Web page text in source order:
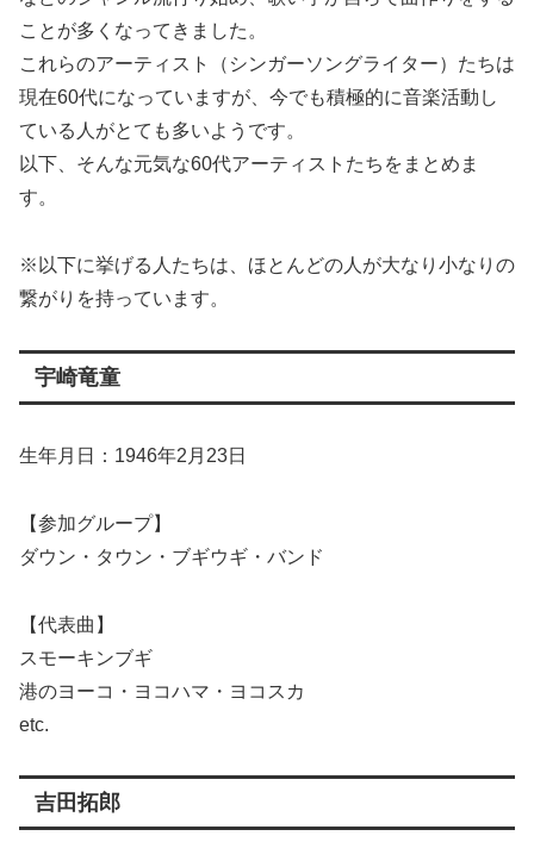
ことが多くなってきました。
これらのアーティスト（シンガーソングライター）たちは
現在60代になっていますが、今でも積極的に音楽活動し
ている人がとても多いようです。
以下、そんな元気な60代アーティストたちをまとめま
す。
※以下に挙げる人たちは、ほとんどの人が大なり小なりの
繋がりを持っています。
宇崎竜童
生年月日：1946年2月23日
【参加グループ】
ダウン・タウン・ブギウギ・バンド
【代表曲】
スモーキンブギ
港のヨーコ・ヨコハマ・ヨコスカ
etc.
吉田拓郎